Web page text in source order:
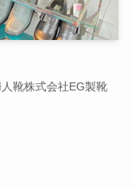
靴株式会社EG製靴